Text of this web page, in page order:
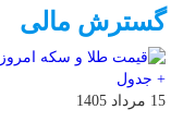
گسترش مالی
15 مرداد 1405